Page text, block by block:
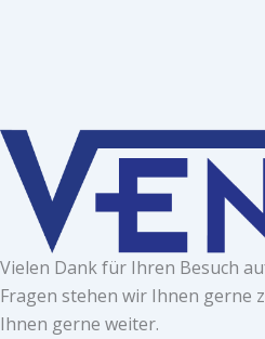
Vielen Dank für Ihren Besuch
Fragen stehen wir Ihnen gerne
Ihnen gerne weiter.